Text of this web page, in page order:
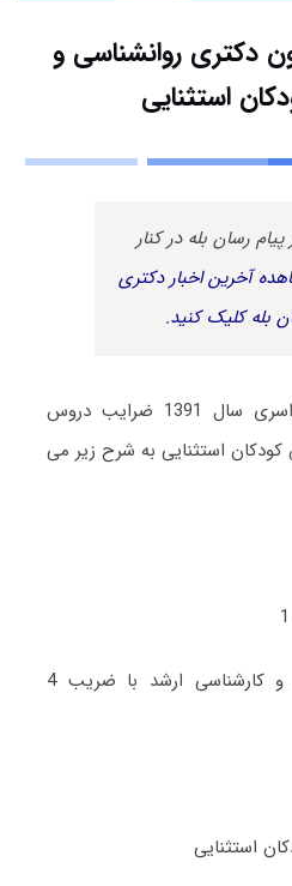
دکتری روانشناسی و
استثنایی
رسان بله در کنار
آخرین اخبار دکتری
بله کلیک کنید.
در آزمون نیمه متمرکز سراسری سال 1391 ضرایب دروس
استثنایی به شرح زیر می
مجموعه دروس کارشناسی و کارشناسی ارشد با ضریب 4
استثنایی